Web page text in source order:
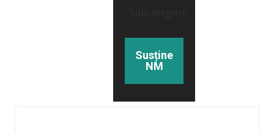
Susține
NM